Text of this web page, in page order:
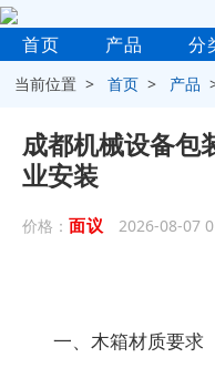
首页 产品 分
当前位置 >首页 > 产品
成都机械设备包
业安装
价格： 面议 2026-08-07
一、木箱材质要求